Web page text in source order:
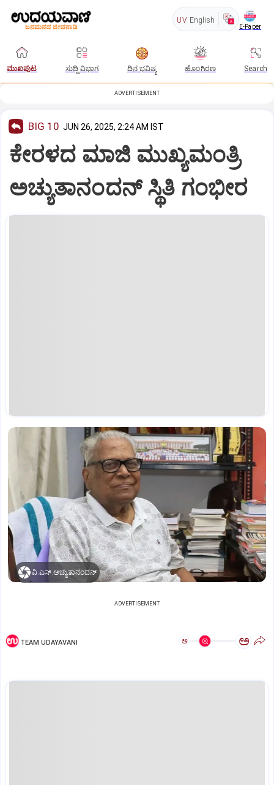
UV English
E-Paper
ಮುಖಪುಟ ಸುದ್ದಿ ವಿಭಾಗ ದಿನ ಭವಿಷ್ಯ ಹೊಂಗಿರಣ Search
ADVERTISEMENT
BIG 10 JUN 26, 2025, 2:24 AM IST
ಕೇರಳದ ಮಾಜಿ ಮುಖ್ಯಮಂತ್ರಿ
ಅಚ್ಯುತಾನಂದನ್‌ ಸ್ಥಿತಿ ಗಂಭೀರ
ವಿ.ಎಸ್‌.ಅಚ್ಯುತಾನಂದನ್‌
ADVERTISEMENT
TEAM UDAYAVANI ಅ ಅ